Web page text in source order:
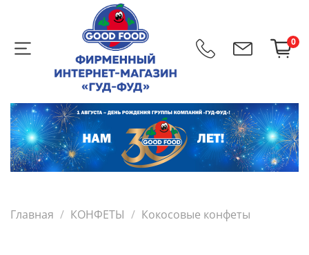
0
Главная КОНФЕТЫ Кокосовые конфеты